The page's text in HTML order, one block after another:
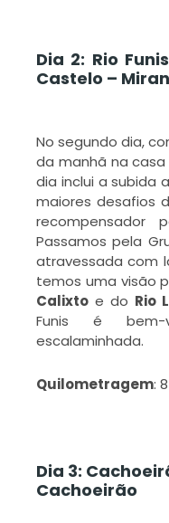
Dia 2: Rio
Castelo –
No segundo dia,
da manhã na
dia inclui a subida
maiores desafios
recompensador
Passamos pela
atravessada com
temos uma visão
Calixto e do Rio
Funis é
escalaminhada.
Quilometragem:
Dia 3:
Cachoeirão